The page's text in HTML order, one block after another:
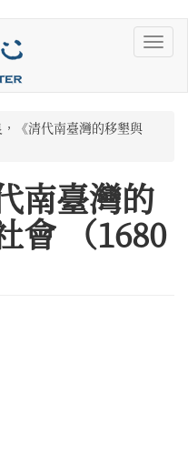
《清代南臺灣的移墾與
南臺灣的
會 （1680